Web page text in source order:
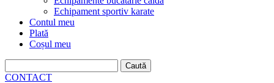
Echipament sportiv karate
Contul meu
Plată
Coșul meu
după:
CONTACT